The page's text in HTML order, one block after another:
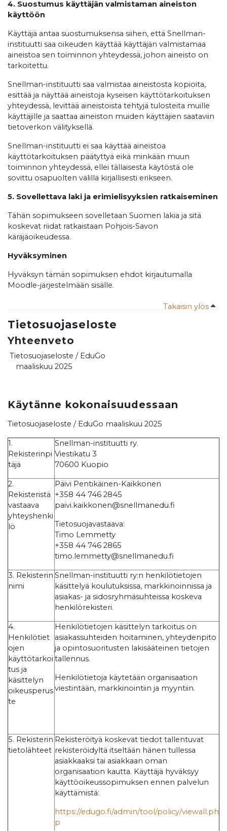
4. Suostumus käyttäjän valmistaman aineiston
käyttöön
Käyttäjä antaa suostumuksensa siihen, että Snellman-
instituutti saa oikeuden käyttää käyttäjän valmistamaa
aineistoa sen toiminnon yhteydessä, johon aineisto on
tarkoitettu.
Snellman-instituutti saa valmistaa aineistosta kopioita,
esittää ja näyttää aineistoja kyseisen käyttötarkoituksen
yhteydessä, levittää aineistoista tehtyjä tulosteita muille
käyttäjille ja saattaa aineiston muiden käyttäjien saataviin
tietoverkon välityksellä.
Snellman-instituutti ei saa käyttää aineistoa
käyttötarkoituksen päätyttyä eikä minkään muun
toiminnon yhteydessä, ellei tällaisesta käytöstä ole
sovittu osapuolten välillä kirjallisesti erikseen.
5. Sovellettava laki ja erimielisyyksien ratkaiseminen
Tähän sopimukseen sovelletaan Suomen lakia ja sitä
koskevat riidat ratkaistaan Pohjois-Savon
käräjäoikeudessa.
Hyväksyminen
Hyväksyn tämän sopimuksen ehdot kirjautumalla
Moodle-järjestelmään sisälle.
Takaisin ylös
Tietosuojaseloste
Yhteenveto
Tietosuojaseloste / EduGo
maaliskuu 2025
Käytänne kokonaisuudessaan
Tietosuojaseloste / EduGo maaliskuu 2025
1.
Rekisterinpi
täjä
Snellman-instituutti ry.
Viestikatu 3
70600 Kuopio
2.
Rekisteristä
vastaava
yhteyshenki
lö
Päivi Pentikäinen-Kaikkonen
+358 44 746 2845
paivi.kaikkonen@snellmanedu.fi
Tietosuojavastaava:
Timo Lemmetty
+358 44 746 2865
timo.lemmetty@snellmanedu.fi
3. Rekisterin
nimi
Snellman-instituutti ry:n henkilötietojen
käsittelyä koulutuksissa, markkinoinnissa ja
asiakas- ja sidosryhmäsuhteissa koskeva
henkilörekisteri.
4.
Henkilötiet
ojen
käyttötarkoi
tus ja
käsittelyn
oikeusperus
te
Henkilötietojen käsittelyn tarkoitus on
asiakassuhteiden hoitaminen, yhteydenpito
ja opintosuoritusten lakisääteinen tietojen
tallennus.
Henkilötietoja käytetään organisaation
viestintään, markkinointiin ja myyntiin.
5. Rekisterin
tietolähteet
Rekisteröityä koskevat tiedot tallentuvat
rekisteröidyltä itseltään hänen tullessa
asiakkaaksi tai asiakkaan oman
organisaation kautta. Käyttäjä hyväksyy
käyttöoikeussopimuksen ennen palvelun
käyttämistä:
https://edugo.fi/admin/tool/policy/viewall.ph
p